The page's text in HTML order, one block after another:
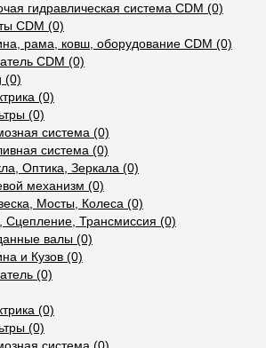
гидравлическая система CDM (0)
CDM (0)
рама, ковш, оборудование CDM (0)
CDM (0)
(0)
(0)
(0)
система (0)
система (0)
Оптика, Зеркала (0)
механизм (0)
Мосты, Колеса (0)
Сцепление, Трансмиссия (0)
валы (0)
и Кузов (0)
(0)
(0)
(0)